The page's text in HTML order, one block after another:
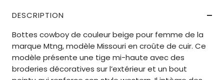
DESCRIPTION
Bottes cowboy de couleur beige pour femme de la
marque Mtng, modèle Missouri en croûte de cuir. Ce
modèle présente une tige mi-haute avec des
broderies décoratives sur l’extérieur et un bout